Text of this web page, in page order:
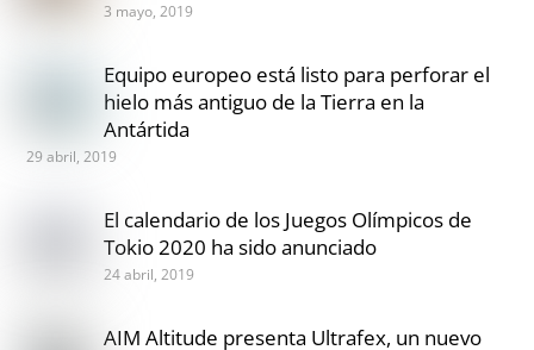
3 mayo, 2019
Equipo europeo está listo para perforar el
hielo más antiguo de la Tierra en la
Antártida
29 abril, 2019
El calendario de los Juegos Olímpicos de
Tokio 2020 ha sido anunciado
24 abril, 2019
AIM Altitude presenta Ultrafex, un nuevo